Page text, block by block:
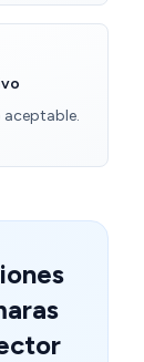
la app
la marca.
ellas,
aceptable.